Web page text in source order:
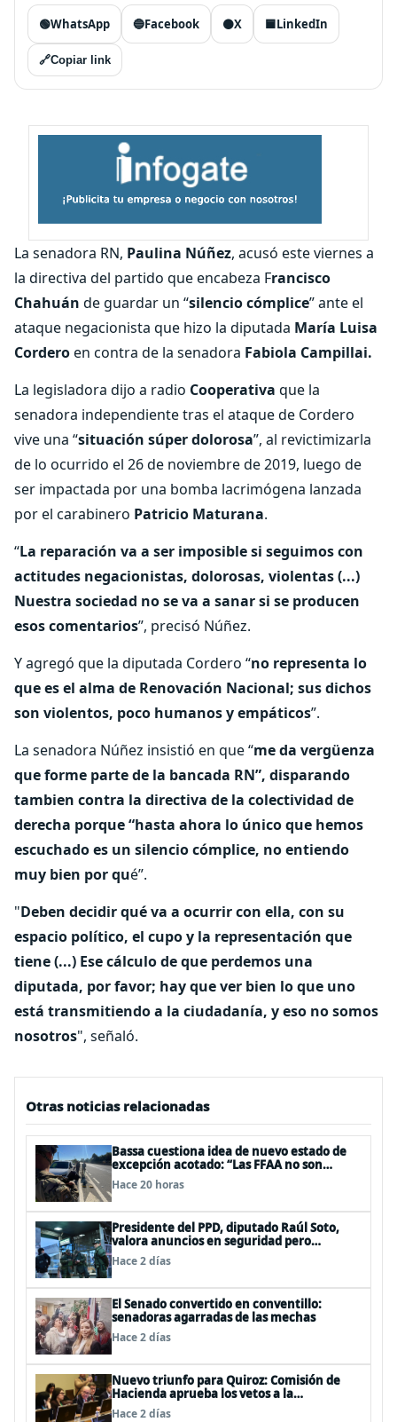
🟢WhatsApp 🔵Facebook ⚫X 🟦LinkedIn
🔗Copiar link
La senadora RN, Paulina Núñez, acusó este viernes a
la directiva del partido que encabeza Francisco
Chahuán de guardar un “silenciocómplice” ante el
ataque negacionista que hizo la diputada María Luisa
Corderoen contra de la senadora Fabiola Campillai.
La legisladora dijo a radio Cooperativa que la
senadora independiente tras el ataque de Cordero
vive una “situación súperdolorosa”, al revictimizarla
de lo ocurrido el 26 de noviembre de 2019, luego de
ser impactada por una bomba lacrimógena lanzada
por el carabinero Patricio Maturana.
“La reparación va a ser imposible si seguimos con
actitudes negacionistas, dolorosas, violentas (...)
Nuestra sociedad no se va a sanar si se producen
esos comentarios”, precisó Núñez.
Y agregó que la diputada Cordero “no representa lo
que es el alma de Renovación Nacional; sus dichos
son violentos, poco humanos y empáticos”.
La senadora Núñez insistió en que “me da vergüenza
que forme parte de la bancada RN”, disparando
tambien contra la directiva de la colectividad de
derecha porque “hasta ahora lo único que hemos
escuchado es un silencio cómplice, no entiendo
muy bien por qué”.
"Deben decidir qué va a ocurrir con ella, con su
espacio político, el cupo y la representación que
tiene (...) Ese cálculo de que perdemos una
diputada, por favor; hay que ver bien lo que uno
está transmitiendo a la ciudadanía, y eso no somos
nosotros", señaló.
Otras noticias relacionadas
Bassa cuestiona idea de nuevo estado de
excepción acotado: “Las FFAA no son
policías”
Hace 20 horas
Presidente del PPD, diputado Raúl Soto,
valora anuncios en seguridad pero
advierte ausencia clave: alzamiento del
secreto bancario
Hace 2 días
El Senado convertido en conventillo:
senadoras agarradas de las mechas
Hace 2 días
Nuevo triunfo para Quiroz: Comisión de
Hacienda aprueba los vetos a la
Megarreforma
Hace 2 días